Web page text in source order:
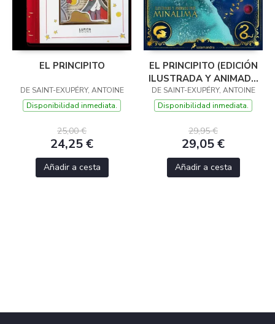
EL PRINCIPITO
DE SAINT-EXUPÉRY, ANTOINE
Disponibilidad inmediata.
25,00 €
24,25 €
Añadir a cesta
EL PRINCIPITO (EDICIÓN
ILUSTRADA Y ANIMADA
POR MINALIMA)
DE SAINT-EXUPÉRY, ANTOINE
Disponibilidad inmediata.
29,95 €
29,05 €
Añadir a cesta